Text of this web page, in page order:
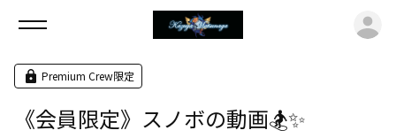
Premium Crew限定
《会員限定》スノボの動画🏂✨